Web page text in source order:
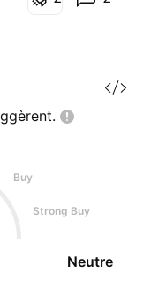
le prix faisait
la YVAH à l'ouve
Buy
Strong Buy
Neutre